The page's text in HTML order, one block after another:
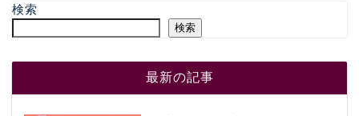
検索
検索
最新の記事